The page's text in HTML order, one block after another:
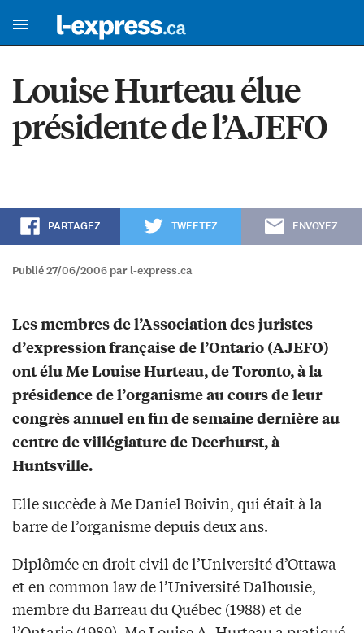
Louise Hurteau élue
présidente de l’AJEFO
PARTAGEZ TWEETEZ ENVOYEZ
Publié 27/06/2006 par l-express.ca
Les membres de l’Association des juristes
d’expression française de l’Ontario (AJEFO)
ont élu Me Louise Hurteau, de Toronto, à la
présidence de l’organisme au cours de leur
congrès annuel en fin de semaine dernière au
centre de villégiature de Deerhurst, à
Huntsville.
Elle succède à Me Daniel Boivin, qui était à la
barre de l’organisme depuis deux ans.
Diplômée en droit civil de l’Université d’Ottawa
et en common law de l’Université Dalhousie,
membre du Barreau du Québec (1988) et de